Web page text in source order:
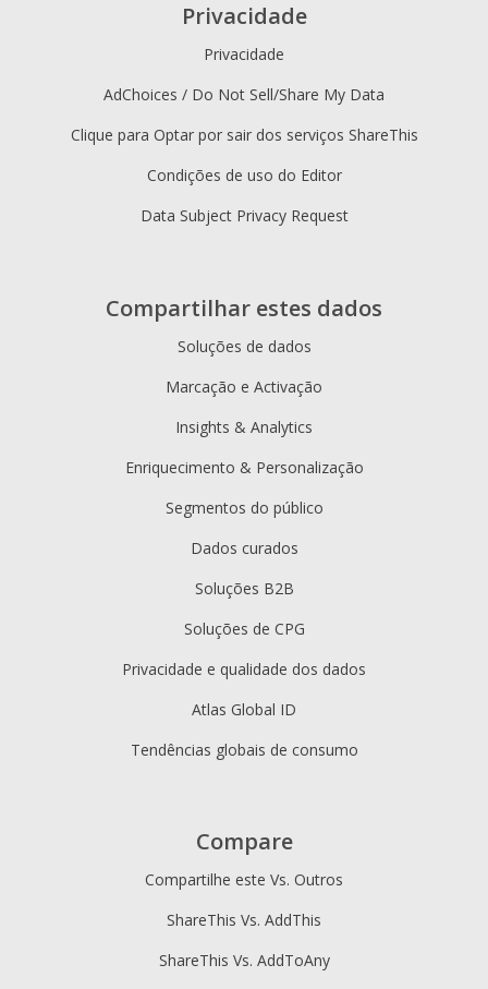
Compartilhar estes dados
Soluções de dados
Marcação e Activação
Insights & Analytics
Enriquecimento & Personalização
Segmentos do público
Dados curados
Soluções B2B
Soluções de CPG
Privacidade e qualidade dos dados
Atlas Global ID
Tendências globais de consumo
Privacidade
Privacidade
AdChoices / Do Not Sell/Share My Data
Clique para Optar por sair dos serviços ShareThis
Condições de uso do Editor
Data Subject Privacy Request
Compare
Compartilhe este Vs. Outros
ShareThis Vs. AddThis
ShareThis Vs. AddToAny